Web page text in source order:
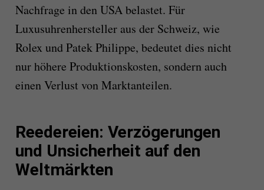
Nachfrage in den USA belastet. Für
Luxusuhrenhersteller aus der Schweiz, wie
Rolex und Patek Philippe, bedeutet dies nicht
nur höhere Produktionskosten, sondern auch
einen Verlust von Marktanteilen.
Reedereien: Verzögerungen
und Unsicherheit auf den
Weltmärkten